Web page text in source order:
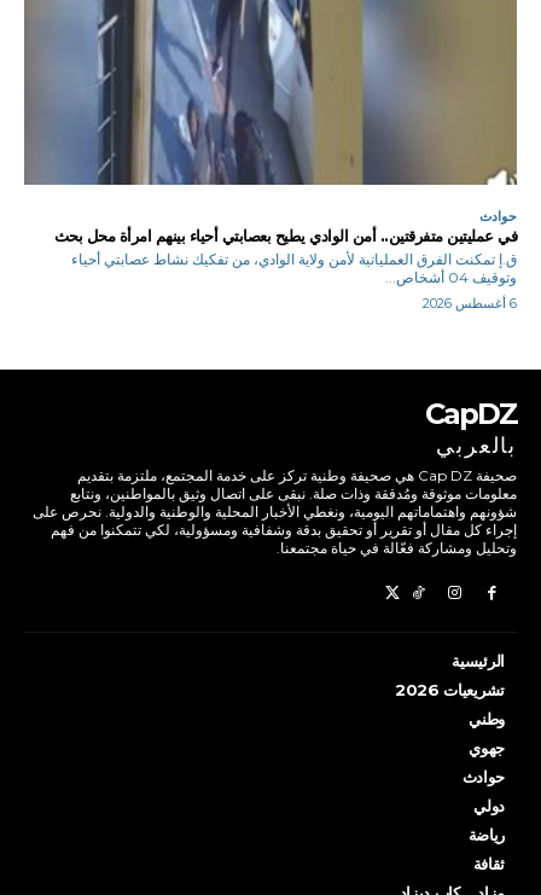
حوادث
في عمليتين متفرقتين.. أمن الوادي يطيح بعصابتي أحياء بينهم امرأة محل بحث
ق.إ تمكنت الفرق العملياتية لأمن ولاية الوادي، من تفكيك نشاط عصابتي أحياء
وتوقيف 04 أشخاص...
6 أغسطس 2026
CapDZ
بالعربي
صحيفة Cap DZ هي صحيفة وطنية تركز على خدمة المجتمع، ملتزمة بتقديم
معلومات موثوقة ومُدققة وذات صلة. نبقى على اتصال وثيق بالمواطنين، ونتابع
شؤونهم واهتماماتهم اليومية، ونغطي الأخبار المحلية والوطنية والدولية. نحرص على
إجراء كل مقال أو تقرير أو تحقيق بدقة وشفافية ومسؤولية، لكي تتمكنوا من فهم
وتحليل ومشاركة فعّالة في حياة مجتمعنا.
الرئيسية
تشريعيات 2026
وطني
جهوي
حوادث
دولي
رياضة
ثقافة